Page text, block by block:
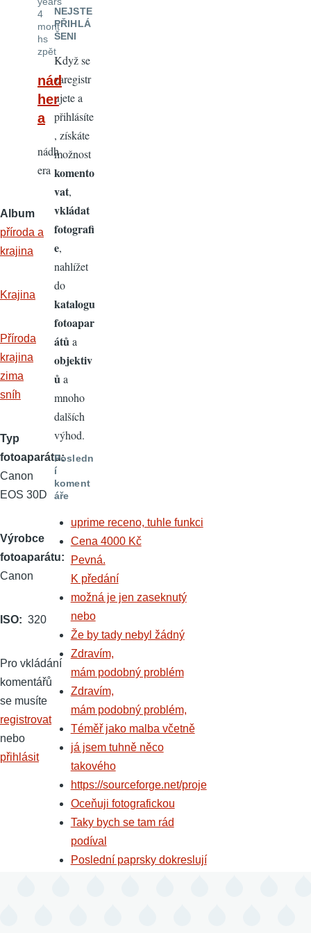
4
mont
hs
zpět
nád
her
a
nádh
era
Album
příroda a
krajina
Krajina
Příroda
krajina
zima
sníh
Typ
fotoaparátu
Canon
EOS 30D
Výrobce
fotoaparátu
Canon
ISO 320
Pro vkládání
komentářů
se musíte
registrovat
nebo
přihlásit
NEJSTE
PŘIHLÁ
ŠENI
Když se
zaregistr
ujete a
přihlásíte
, získáte
možnost
komento
vat,
vkládat
fotografi
e,
nahlížet
do
katalogu
fotoapar
átů a
objektiv
ů a
mnoho
dalších
výhod.
Posledn
í
koment
áře
uprime receno, tuhle funkci
Cena 4000 Kč
Pevná.
K předání
možná je jen zaseknutý
nebo
Že by tady nebyl žádný
Zdravím,
mám podobný problém
Zdravím,
mám podobný problém,
Téměř jako malba včetně
já jsem tuhně něco
takového
https://sourceforge.net/proje
Oceňuji fotografickou
Taky bych se tam rád
podíval
Poslední paprsky dokreslují